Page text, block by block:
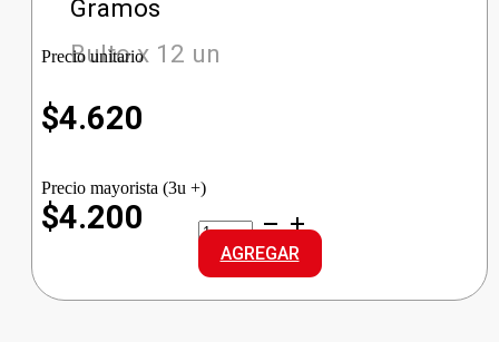
Gramos
Bulto x 12 un
Precio unitario
$4.620
Precio mayorista (3u +)
$4.200
GLADE
TOQUE
REP.
LIMON
cantidad
AGREGAR